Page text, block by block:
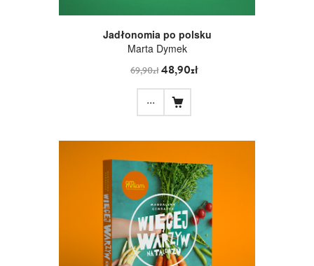
Jadłonomia po polsku
Marta Dymek
69,90zł48,90zł
...